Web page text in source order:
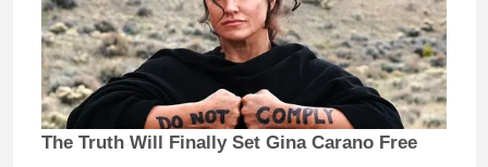
The Truth Will Finally Set Gina Carano Free